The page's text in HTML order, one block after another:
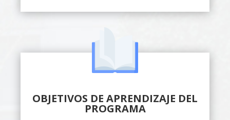
OBJETIVOS DE APRENDIZAJE DEL
PROGRAMA